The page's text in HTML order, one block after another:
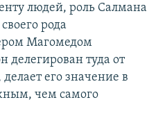
людей, роль Салмана
рода
Магомедом
делегирован туда от
его значение в
чем самого